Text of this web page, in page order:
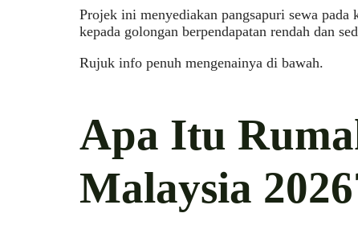
Projek ini menyediakan pangsapuri sewa pada
kepada golongan berpendapatan rendah dan
Rujuk info penuh mengenainya di bawah.
Apa Itu
Malaysia